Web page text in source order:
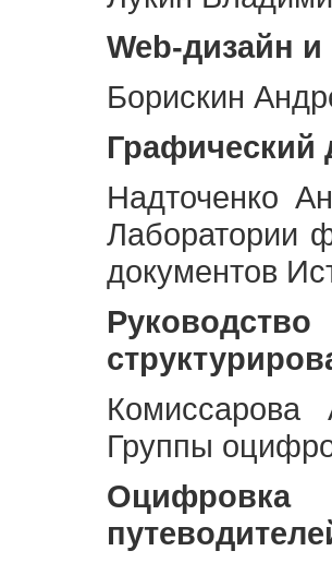
Web-дизайн и
Борискин
Графический
Надточенко
Лаборатории
документов
Комиссарова
Группы